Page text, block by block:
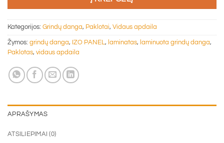
Kategorijos: Grindų danga, Paklotai, Vidaus apdaila
Žymos: grindų danga, IZO PANEL, laminatas, laminuota grindų danga,
Paklotas, vidaus apdaila
APRAŠYMAS
ATSILIEPIMAI (0)